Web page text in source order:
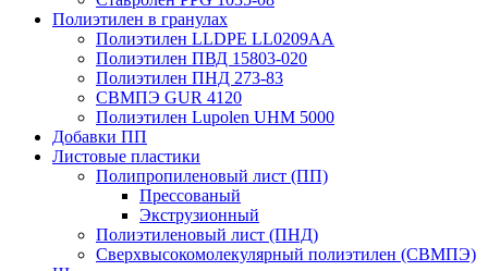
Полиэтилен в гранулах
Полиэтилен LLDPE LL0209AA
Полиэтилен ПВД 15803-020
Полиэтилен ПНД 273-83
СВМПЭ GUR 4120
Полиэтилен Lupolen UHM 5000
Добавки ПП
Листовые пластики
Полипропиленовый лист (ПП)
Прессованый
Экструзионный
Полиэтиленовый лист (ПНД)
Сверхвысокомолекулярный полиэтилен (СВМПЭ)